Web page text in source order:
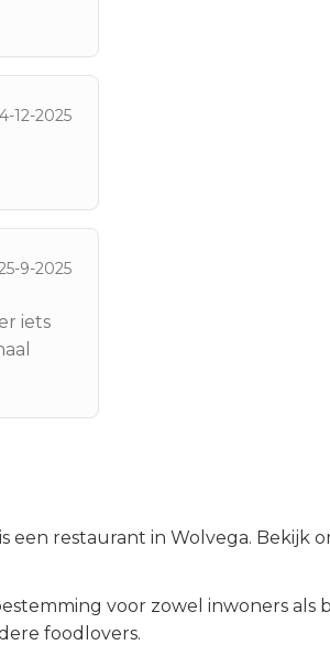
4-12-2025
9-2025
iets
een restaurant in Wolvega. Bekijk
voor zowel inwoners als
foodlovers.